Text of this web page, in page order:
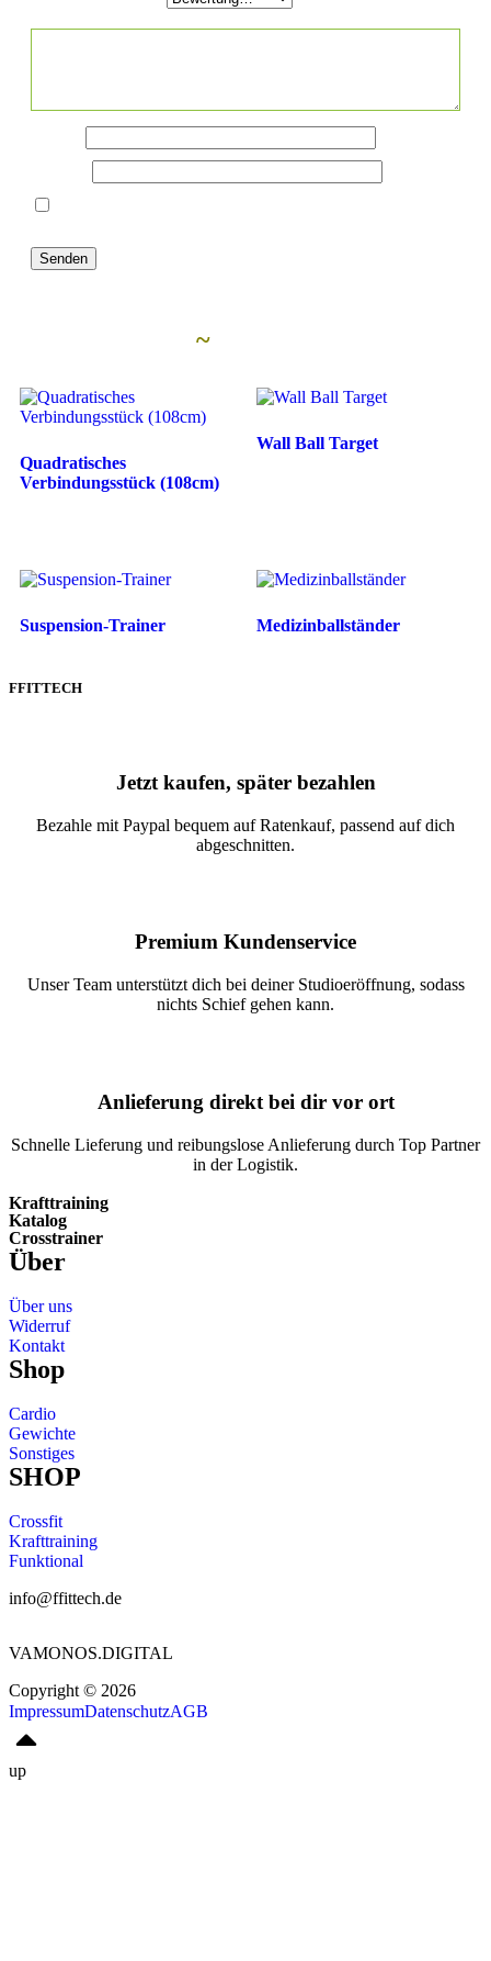
~
Quadratisches
Verbindungsstück (108cm)
Wall Ball Target
Suspension-Trainer Medizinballständer
FFITTECH
Jetzt kaufen, später bezahlen
Bezahle mit Paypal bequem auf Ratenkauf, passend auf dich
abgeschnitten.
Premium Kundenservice
Unser Team unterstützt dich bei deiner Studioeröffnung, sodass
nichts Schief gehen kann.
Anlieferung direkt bei dir vor ort
Schnelle Lieferung und reibungslose Anlieferung durch Top Partner
in der Logistik.
Krafttraining
Katalog
Crosstrainer
Über
Über uns
Widerruf
Kontakt
Shop
Cardio
Gewichte
Sonstiges
SHOP
Crossfit
Krafttraining
Funktional
info@ffittech.de
VAMONOS.DIGITAL
Copyright © 2026
ImpressumDatenschutzAGB
up